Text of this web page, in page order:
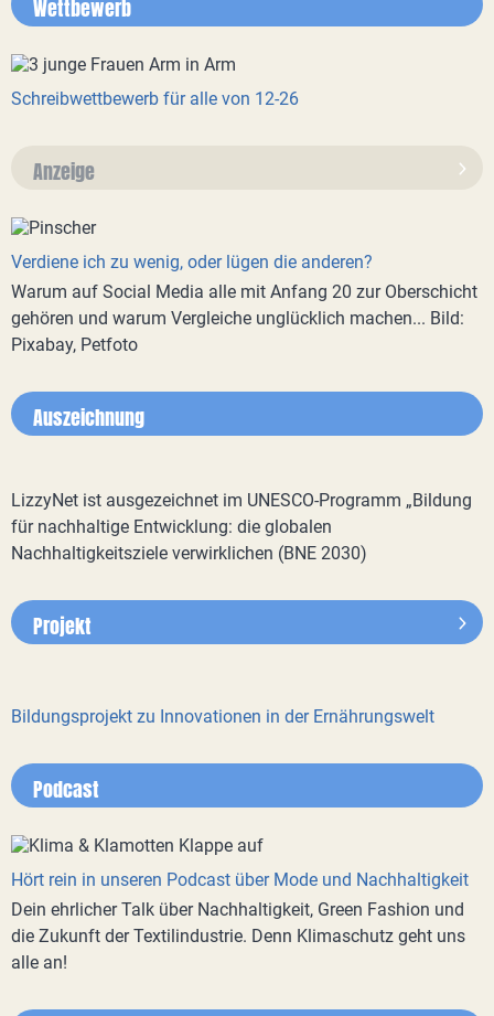
Wettbewerb
Schreibwettbewerb für alle von 12-26
Anzeige
Verdiene ich zu wenig, oder lügen die anderen?
Warum auf Social Media alle mit Anfang 20 zur Oberschicht
gehören und warum Vergleiche unglücklich machen... Bild:
Pixabay, Petfoto
Auszeichnung
LizzyNet ist ausgezeichnet im UNESCO-Programm „Bildung
für nachhaltige Entwicklung: die globalen
Nachhaltigkeitsziele verwirklichen (BNE 2030)
Projekt
Bildungsprojekt zu Innovationen in der Ernährungswelt
Podcast
Hört rein in unseren Podcast über Mode und Nachhaltigkeit
Dein ehrlicher Talk über Nachhaltigkeit, Green Fashion und
die Zukunft der Textilindustrie. Denn Klimaschutz geht uns
alle an!